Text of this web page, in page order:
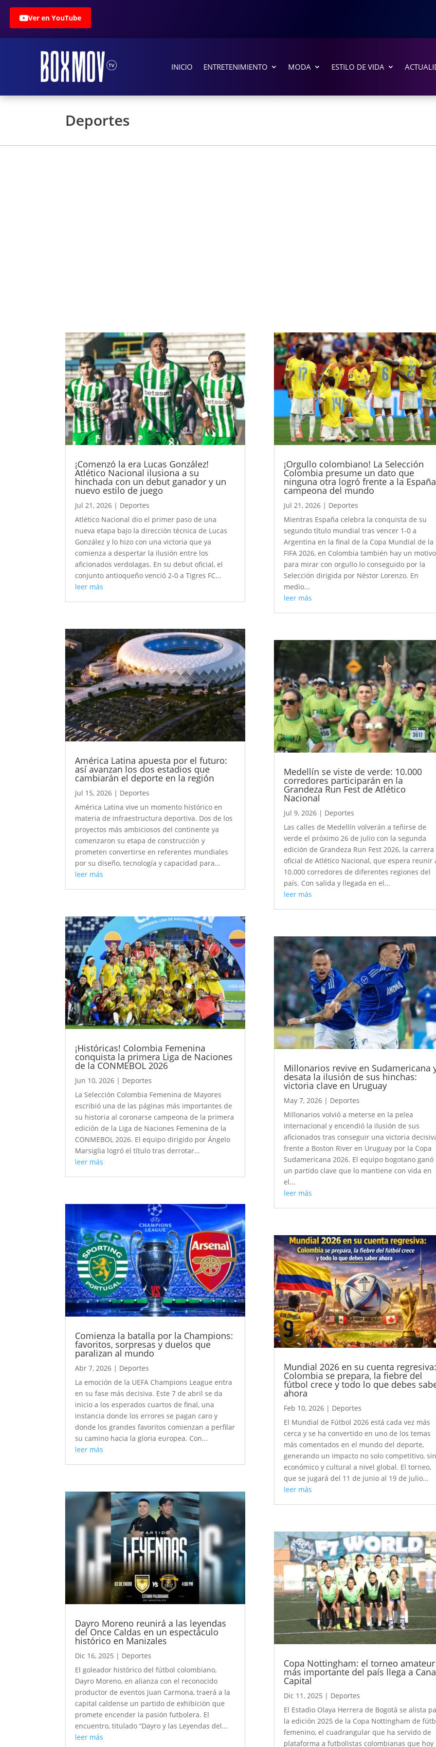
Ver en YouTube
INICIO ENTRETENIMIENTO MODA ESTILO DE VIDA
Deportes
¡Comenzó la era Lucas González!
Atlético Nacional ilusiona a su
hinchada con un debut ganador y un
nuevo estilo de juego
Jul 21, 2026 | Deportes
Atlético Nacional dio el primer paso de una
nueva etapa bajo la dirección técnica de Lucas
González y lo hizo con una victoria que ya
comienza a despertar la ilusión entre los
aficionados verdolagas. En su debut oficial, el
conjunto antioqueño venció 2-0 a Tigres FC...
leer más
América Latina apuesta por el futuro:
así avanzan los dos estadios que
cambiarán el deporte en la región
Jul 15, 2026 | Deportes
América Latina vive un momento histórico en
materia de infraestructura deportiva. Dos de los
proyectos más ambiciosos del continente ya
comenzaron su etapa de construcción y
prometen convertirse en referentes mundiales
por su diseño, tecnología y capacidad para...
leer más
¡Históricas! Colombia Femenina
conquista la primera Liga de Naciones
de la CONMEBOL 2026
Jun 10, 2026 | Deportes
La Selección Colombia Femenina de Mayores
escribió una de las páginas más importantes de
su historia al coronarse campeona de la primera
edición de la Liga de Naciones Femenina de la
CONMEBOL 2026. El equipo dirigido por Ángelo
Marsiglia logró el título tras derrotar...
leer más
Comienza la batalla por la Champions:
favoritos, sorpresas y duelos que
paralizan al mundo
Abr 7, 2026 | Deportes
La emoción de la UEFA Champions League entra
en su fase más decisiva. Este 7 de abril se da
inicio a los esperados cuartos de final, una
instancia donde los errores se pagan caro y
donde los grandes favoritos comienzan a perfilar
su camino hacia la gloria europea. Con...
leer más
Dayro Moreno reunirá a las leyendas
del Once Caldas en un espectáculo
histórico en Manizales
Dic 16, 2025 | Deportes
El goleador histórico del fútbol colombiano,
Dayro Moreno, en alianza con el reconocido
productor de eventos Juan Carmona, traerá a la
capital caldense un partido de exhibición que
promete encender la pasión futbolera. El
encuentro, titulado “Dayro y las Leyendas del...
leer más
¡Orgullo colombiano! La Selección
Colombia presume un dato que
ninguna otra logró frente a la España
campeona del mundo
Jul 21, 2026 | Deportes
Mientras España celebra la conquista de su
segundo título mundial tras vencer 1-0 a
Argentina en la final de la Copa Mundial de la
FIFA 2026, en Colombia también hay un motivo
para mirar con orgullo lo conseguido por la
Selección dirigida por Néstor Lorenzo. En
medio...
leer más
Medellín se viste de verde: 10.000
corredores participarán en la
Grandeza Run Fest de Atlético
Nacional
Jul 9, 2026 | Deportes
Las calles de Medellín volverán a teñirse de
verde el próximo 26 de julio con la segunda
edición de Grandeza Run Fest 2026, la carrera
oficial de Atlético Nacional, que espera reunir
10.000 corredores de diferentes regiones del
país. Con salida y llegada en el...
leer más
Millonarios revive en Sudamericana
desata la ilusión de sus hinchas:
victoria clave en Uruguay
May 7, 2026 | Deportes
Millonarios volvió a meterse en la pelea
internacional y encendió la ilusión de sus
aficionados tras conseguir una victoria
frente a Boston River en Uruguay por la Copa
Sudamericana 2026. El equipo bogotano ganó
un partido clave que lo mantiene con vida en
el...
leer más
Mundial 2026 en su cuenta
Colombia se prepara, la fiebre del
fútbol crece y todo lo que debes
ahora
Feb 10, 2026 | Deportes
El Mundial de Fútbol 2026 está cada vez más
cerca y se ha convertido en uno de los temas
más comentados en el mundo del deporte,
generando un impacto no solo competitivo,
económico y cultural a nivel global. El torneo,
que se jugará del 11 de junio al 19 de julio...
leer más
Copa Nottingham: el torneo amateur
más importante del país llega a
Capital
Dic 11, 2025 | Deportes
El Estadio Olaya Herrera de Bogotá se alista
la edición 2025 de la Copa Nottingham de
femenino, el cuadrangular que ha servido de
plataforma a futbolistas colombianas que hoy